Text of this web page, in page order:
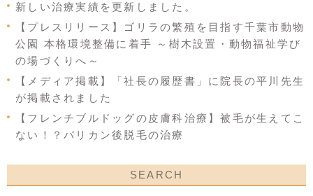
新しい治療実績を更新しました。
【プレスリリース】ゴリラの繁殖を目指す千葉市動物
公園 本格環境整備に着手 ～樹木設置・動物福祉学び
の場づくりへ～
【メディア掲載】「社長の履歴書」に院長の平川先生
が掲載されました
【フレンチブルドッグの皮膚科治療】被毛が生えてこ
ない！？バリカン後脱毛の治療
SEARCH